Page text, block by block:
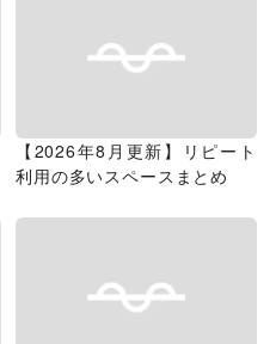
【2026年8月更新】リピート
利用の多いスペースまとめ